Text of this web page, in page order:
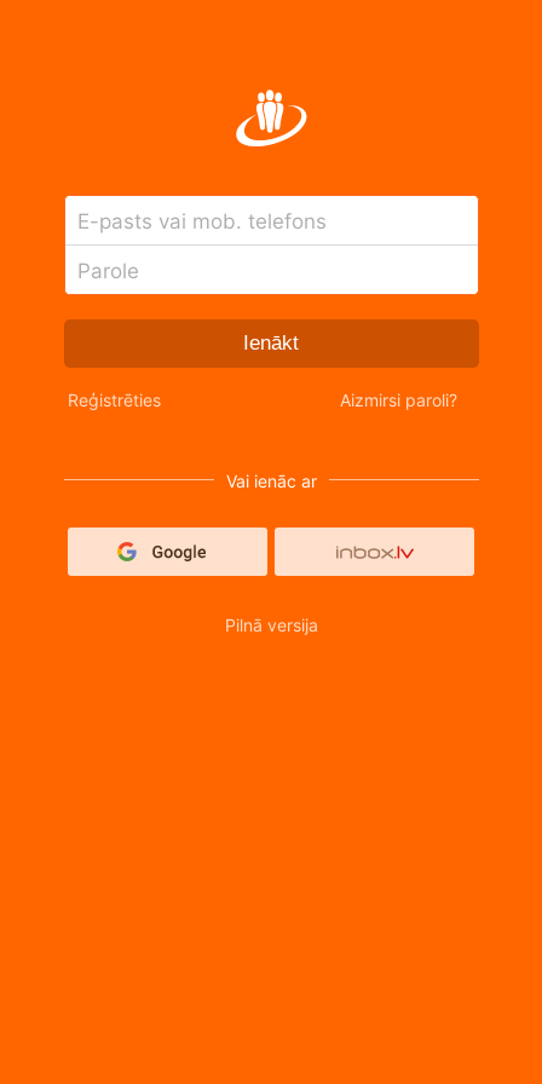
E-pasts vai mob. telefons
Parole
Ienākt
Reģistrēties Aizmirsi paroli?
Vai ienāc ar
Pilnā versija